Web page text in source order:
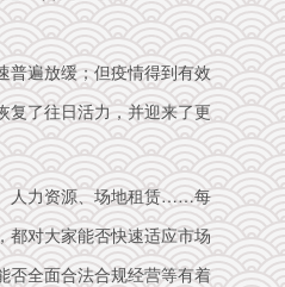
普遍放缓；但疫情得到有效
复了往日活力，并迎来了更
人力资源、场地租赁……每
都对大家能否快速适应市场
否全面合法合规经营等有着